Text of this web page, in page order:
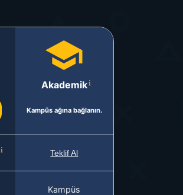
Akademik
Kampüs ağına bağlanın.
Teklif Al
Kampüs